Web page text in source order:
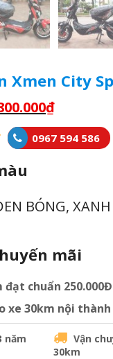
Xmen City
₫
0967 594 586
BÓNG,
mãi
đạt chuẩn 250.000Đ
xe 30km nội thành
năm
Vận
30km